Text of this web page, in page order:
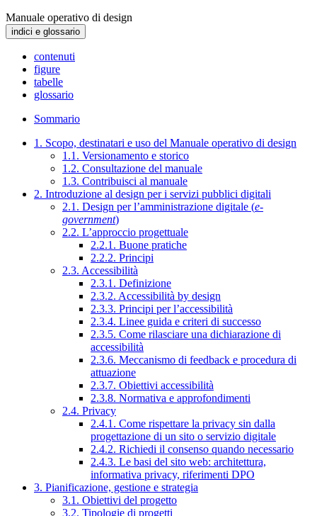
Manuale operativo di design
indici e glossario
contenuti
figure
tabelle
glossario
Sommario
1. Scopo, destinatari e uso del Manuale operativo di design
1.1. Versionamento e storico
1.2. Consultazione del manuale
1.3. Contribuisci al manuale
2. Introduzione al design per i servizi pubblici digitali
2.1. Design per l’amministrazione digitale (e-
government)
2.2. L’approccio progettuale
2.2.1. Buone pratiche
2.2.2. Principi
2.3. Accessibilità
2.3.1. Definizione
2.3.2. Accessibilità by design
2.3.3. Principi per l’accessibilità
2.3.4. Linee guida e criteri di successo
2.3.5. Come rilasciare una dichiarazione di
accessibilità
2.3.6. Meccanismo di feedback e procedura di
attuazione
2.3.7. Obiettivi accessibilità
2.3.8. Normativa e approfondimenti
2.4. Privacy
2.4.1. Come rispettare la privacy sin dalla
progettazione di un sito o servizio digitale
2.4.2. Richiedi il consenso quando necessario
2.4.3. Le basi del sito web: architettura,
informativa privacy, riferimenti DPO
3. Pianificazione, gestione e strategia
3.1. Obiettivi del progetto
3.2. Tipologie di progetti